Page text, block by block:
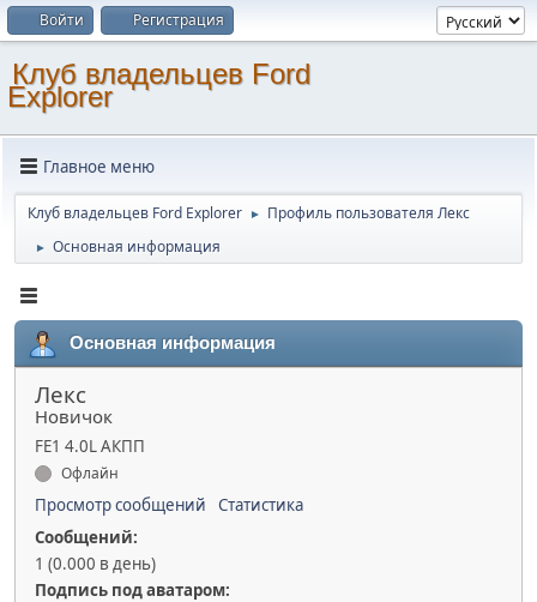
Войти Регистрация
Клуб владельцев Ford
Explorer
Главное меню
Клуб владельцев Ford Explorer ► Профиль пользователя Лекс
► Основная информация
Основная информация
Лекс
Новичок
FE1 4.0L АКПП
Офлайн
Просмотр сообщений
Статистика
Сообщений:
1 (0.000 в день)
Подпись под аватаром: